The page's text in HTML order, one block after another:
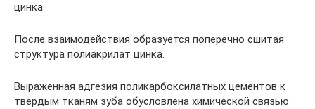
цинка
После взаимодействия образуется поперечно сшитая
структура полиакрилат цинка.
Выраженная адгезия поликарбоксилатных цементов к
твердым тканям зуба обусловлена химической связью